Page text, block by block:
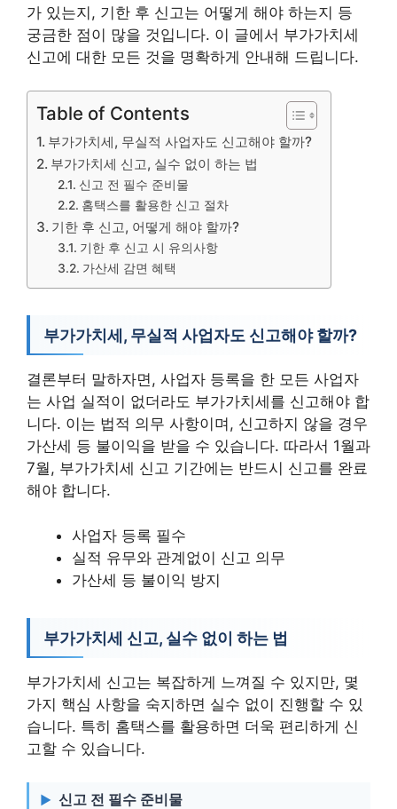
가 있는지, 기한 후 신고는 어떻게 해야 하는지 등
궁금한 점이 많을 것입니다. 이 글에서 부가가치세
신고에 대한 모든 것을 명확하게 안내해 드립니다.
Table of Contents
부가가치세, 무실적 사업자도 신고해야 할까?
부가가치세 신고, 실수 없이 하는 법
신고 전 필수 준비물
홈택스를 활용한 신고 절차
기한 후 신고, 어떻게 해야 할까?
기한 후 신고 시 유의사항
가산세 감면 혜택
부가가치세, 무실적 사업자도 신고해야 할까?
결론부터 말하자면, 사업자 등록을 한 모든 사업자
는 사업 실적이 없더라도 부가가치세를 신고해야 합
니다. 이는 법적 의무 사항이며, 신고하지 않을 경우
가산세 등 불이익을 받을 수 있습니다. 따라서 1월과
7월, 부가가치세 신고 기간에는 반드시 신고를 완료
해야 합니다.
사업자 등록 필수
실적 유무와 관계없이 신고 의무
가산세 등 불이익 방지
부가가치세 신고, 실수 없이 하는 법
부가가치세 신고는 복잡하게 느껴질 수 있지만, 몇
가지 핵심 사항을 숙지하면 실수 없이 진행할 수 있
습니다. 특히 홈택스를 활용하면 더욱 편리하게 신
고할 수 있습니다.
신고 전 필수 준비물